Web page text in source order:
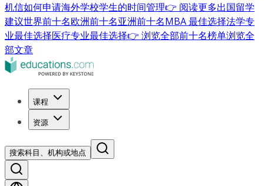
机信如何申请海外学校学生的时间管理👉 阅读更多出国留学
建议世界前十名欧洲前十名亚洲前十名MBA 最佳选择法学专
业最佳选择医疗专业最佳选择👉 浏览全部前十名榜单浏览全
部文章
课程
资源
搜索科目、机构或地点